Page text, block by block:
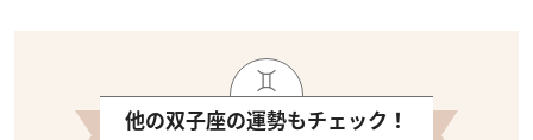
他の双子座の運勢もチェック！